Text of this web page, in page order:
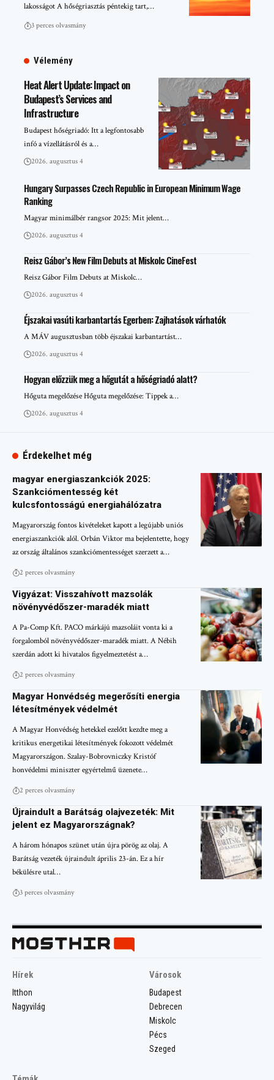
lakosságot A hőségriasztás péntekig tart,…
3 perces olvasmány
Vélemény
Heat Alert Update: Impact on
Budapest’s Services and
Infrastructure
Budapest hőségriadó: Itt a legfontosabb
infó a vízellátásról és a…
2026. augusztus 4
Hungary Surpasses Czech Republic in European Minimum Wage
Ranking
Magyar minimálbér rangsor 2025: Mit jelent…
2026. augusztus 4
Reisz Gábor’s New Film Debuts at Miskolc CineFest
Reisz Gábor Film Debuts at Miskolc…
2026. augusztus 4
Éjszakai vasúti karbantartás Egerben: Zajhatások várhatók
A MÁV augusztusban több éjszakai karbantartást…
2026. augusztus 4
Hogyan előzzük meg a hőgutát a hőségriadó alatt?
Hőguta megelőzése Hőguta megelőzése: Tippek a…
2026. augusztus 4
Érdekelhet még
magyar energiaszankciók 2025:
Szankciómentesség két
kulcsfontosságú energiahálózatra
Magyarország fontos kivételeket kapott a legújabb uniós
energiaszankciók alól. Orbán Viktor ma bejelentette, hogy
az ország általános szankciómentességet szerzett a…
2 perces olvasmány
Vigyázat: Visszahívott mazsolák
növényvédőszer-maradék miatt
A Pa-Comp Kft. PACO márkájú mazsoláit vonta ki a
forgalomból növényvédőszer-maradék miatt. A Nébih
szerdán adott ki hivatalos figyelmeztetést a…
2 perces olvasmány
Magyar Honvédség megerősíti energia
létesítmények védelmét
A Magyar Honvédség hetekkel ezelőtt kezdte meg a
kritikus energetikai létesítmények fokozott védelmét
Magyarországon. Szalay-Bobrovniczky Kristóf
honvédelmi miniszter egyértelmű üzenete…
2 perces olvasmány
Újraindult a Barátság olajvezeték: Mit
jelent ez Magyarországnak?
A három hónapos szünet után újra pörög az olaj. A
Barátság vezeték újraindult április 23-án. Ez a hír
békülésre utal…
3 perces olvasmány
Hírek
Itthon
Nagyvilág
Városok
Budapest
Debrecen
Miskolc
Pécs
Szeged